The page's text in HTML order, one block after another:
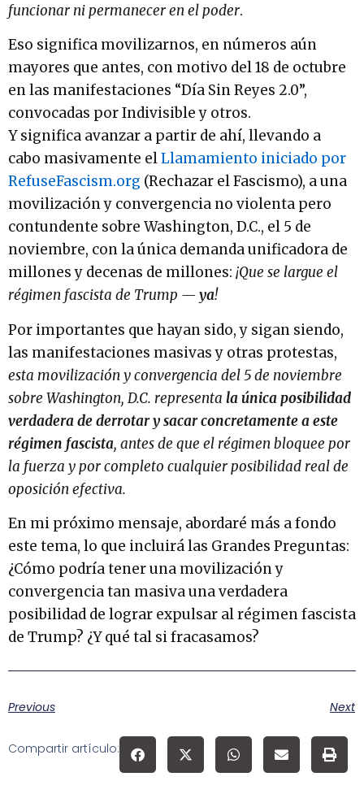
funcionar ni permanecer en el poder.
Eso significa movilizarnos, en números aún
mayores que antes, con motivo del 18 de octubre
en las manifestaciones “Día Sin Reyes 2.0”,
convocadas por Indivisible y otros.
Y significa avanzar a partir de ahí, llevando a
cabo masivamente elLlamamiento iniciado por
RefuseFascism.org (Rechazar el Fascismo), a una
movilización y convergencia no violenta pero
contundente sobre Washington, D.C., el 5 de
noviembre, con la única demanda unificadora de
millones y decenas de millones: ¡Que se largue el
régimen fascista de Trump —ya!
Por importantes que hayan sido, y sigan siendo,
las manifestaciones masivas y otras protestas,
esta movilización y convergencia del 5 de noviembre
sobre Washington, D.C. representa la única posibilidad
verdadera de derrotar y sacar concretamente a este
régimen fascista, antes de que el régimen bloquee por
la fuerza y por completo cualquier posibilidad real de
oposición efectiva.
En mi próximo mensaje, abordaré más a fondo
este tema, lo que incluirá las Grandes Preguntas:
¿Cómo podría tener una movilización y
convergencia tan masiva una verdadera
posibilidad de lograr expulsar al régimen fascista
de Trump? ¿Y qué tal si fracasamos?
Previous Next
Compartir artículo: